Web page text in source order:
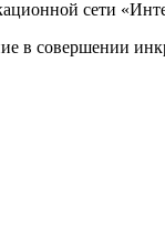
сети
в совершении